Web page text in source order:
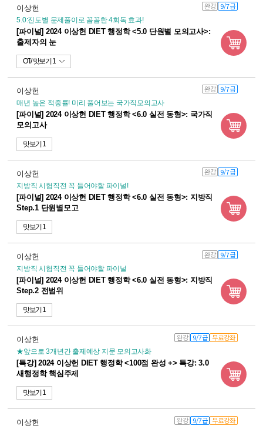
이상헌 완강 9/7급
5.0:진도별 문제풀이로 꼼꼼한 4회독 효과!
[파이널] 2024 이상헌 DIET 행정학 <5.0 단원별 모의고사>:
출제자의 눈
OT 맛보기 1
이상헌 완강 9/7급
매년 높은 적중률! 미리 풀어보는 국가직모의고사
[파이널] 2024 이상헌 DIET 행정학 <6.0 실전 동형>: 국가직
모의고사
맛보기 1
이상헌 완강 9/7급
지방직 시험직전 꼭 들어야할 파이널!
[파이널] 2024 이상헌 DIET 행정학 <6.0 실전 동형>: 지방직
Step.1 단원별모고
맛보기 1
이상헌 완강 9/7급
지방직 시험직전 꼭 들어야할 파이널
[파이널] 2024 이상헌 DIET 행정학 <6.0 실전 동형>: 지방직
Step.2 전범위
맛보기 1
이상헌 완강 9/7급 무료강좌
★앞으로 3개년간 출제예상 지문 모의고사화
[특강] 2024 이상헌 DIET 행정학 <100점 완성 +> 특강: 3.0
새행정학 핵심주제
맛보기 1
이상헌 완강 9/7급 무료강좌